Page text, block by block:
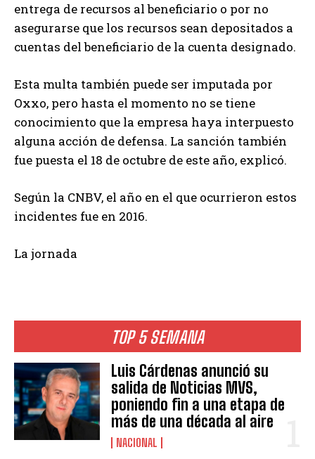
TOP 5 SEMANA
Luis Cárdenas anunció su
salida de Noticias MVS,
poniendo fin a una etapa de
más de una década al aire
NACIONAL
entrega de recursos al beneficiario o por no
asegurarse que los recursos sean depositados a
cuentas del beneficiario de la cuenta designado.
Esta multa también puede ser imputada por
Oxxo, pero hasta el momento no se tiene
conocimiento que la empresa haya interpuesto
alguna acción de defensa. La sanción también
fue puesta el 18 de octubre de este año, explicó.
Según la CNBV, el año en el que ocurrieron estos
incidentes fue en 2016.
La jornada